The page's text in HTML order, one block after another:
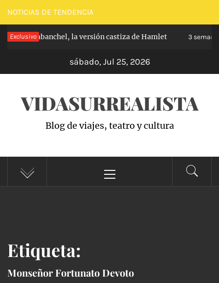
Saltar
al
contenido
NOTICIAS DE TENDENCIA
Exclusivo
de Carabanchel, la versión castiza de Hamlet 3
sábado, Jul 25, 2026
VIDASURREALISTA
Blog de viajes, teatro y cultura
principal
Etiqueta:
Monseñor Fortunato Devoto